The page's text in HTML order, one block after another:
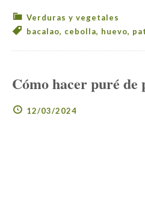
Verduras y vegetales
bacalao, cebolla, huevo,
Cómo hacer puré de
12/03/2024